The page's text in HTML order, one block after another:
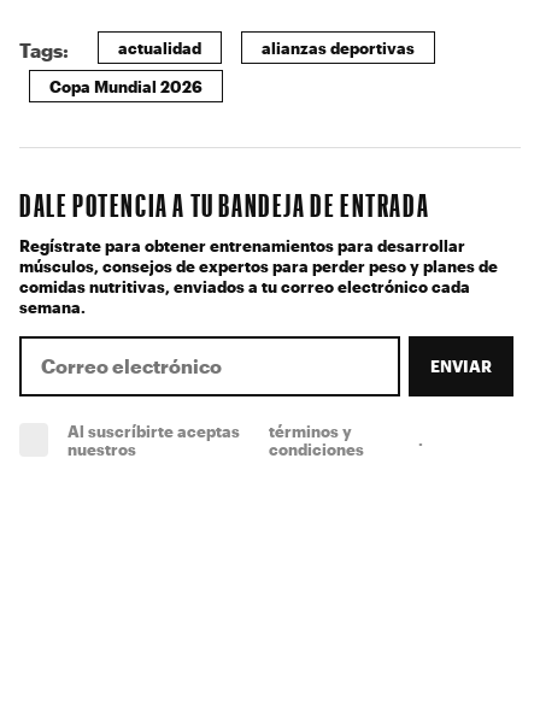
Tags: actualidad alianzas deportivas
Copa Mundial 2026
DALE POTENCIA A TU BANDEJA DE ENTRADA
Regístrate para obtener entrenamientos para desarrollar
músculos, consejos de expertos para perder peso y planes de
comidas nutritivas, enviados a tu correo electrónico cada
semana.
ENVIAR
Al suscríbirte aceptas
nuestros
términos y
condiciones
.